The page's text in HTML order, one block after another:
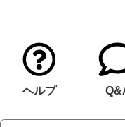
ヘルプ